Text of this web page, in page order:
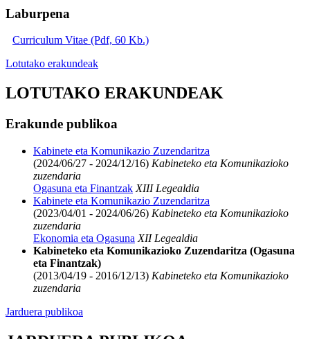
Laburpena
Curriculum Vitae (Pdf, 60 Kb.)
Lotutako erakundeak
LOTUTAKO ERAKUNDEAK
Erakunde publikoa
Kabinete eta Komunikazio Zuzendaritza
(2024/06/27 - 2024/12/16) Kabineteko eta Komunikazioko
zuzendaria
Ogasuna eta Finantzak XIII Legealdia
Kabinete eta Komunikazio Zuzendaritza
(2023/04/01 - 2024/06/26) Kabineteko eta Komunikazioko
zuzendaria
Ekonomia eta Ogasuna XII Legealdia
Kabineteko eta Komunikazioko Zuzendaritza (Ogasuna
eta Finantzak)
(2013/04/19 - 2016/12/13) Kabineteko eta Komunikazioko
zuzendaria
Jarduera publikoa